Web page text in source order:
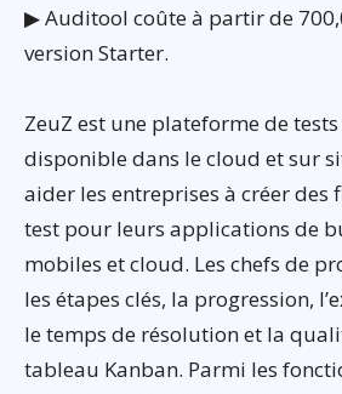
▶ Auditool coûte à partir de
version Starter.
ZeuZ est une plateforme de
disponible dans le cloud et sur
aider les entreprises à créer des
test pour leurs applications de
mobiles et cloud. Les chefs de
les étapes clés, la progression,
le temps de résolution et la
tableau Kanban. Parmi les